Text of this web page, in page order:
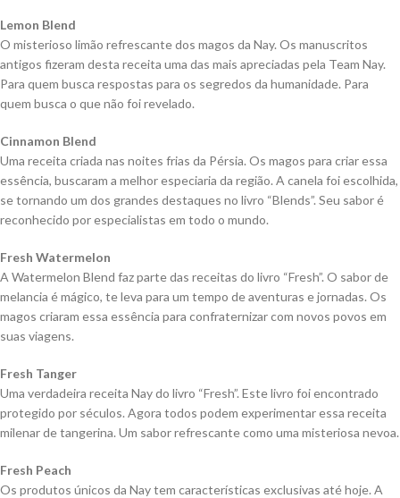
Lemon Blend
O misterioso limão refrescante dos magos da Nay. Os manuscritos
antigos fizeram desta receita uma das mais apreciadas pela Team Nay.
Para quem busca respostas para os segredos da humanidade. Para
quem busca o que não foi revelado.
Cinnamon Blend
Uma receita criada nas noites frias da Pérsia. Os magos para criar essa
essência, buscaram a melhor especiaria da região. A canela foi escolhida,
se tornando um dos grandes destaques no livro “Blends”. Seu sabor é
reconhecido por especialistas em todo o mundo.
Fresh Watermelon
A Watermelon Blend faz parte das receitas do livro “Fresh”. O sabor de
melancia é mágico, te leva para um tempo de aventuras e jornadas. Os
magos criaram essa essência para confraternizar com novos povos em
suas viagens.
Fresh Tanger
Uma verdadeira receita Nay do livro “Fresh”. Este livro foi encontrado
protegido por séculos. Agora todos podem experimentar essa receita
milenar de tangerina. Um sabor refrescante como uma misteriosa nevoa.
Fresh Peach
Os produtos únicos da Nay tem características exclusivas até hoje. A